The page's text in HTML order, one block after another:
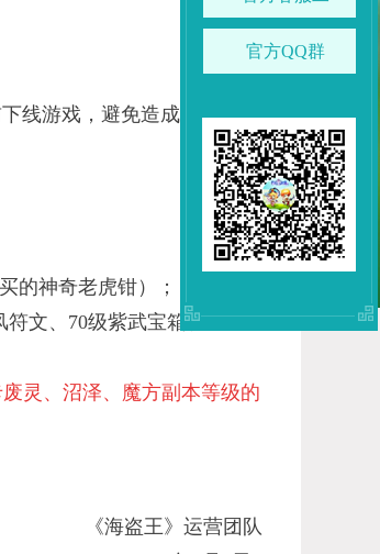
线游戏，避免造成不必要的
神奇老虎钳）；
文、70级紫武宝箱、95BB
灵、沼泽、魔方副本等级的
《海盗王》运营团队
官方QQ群